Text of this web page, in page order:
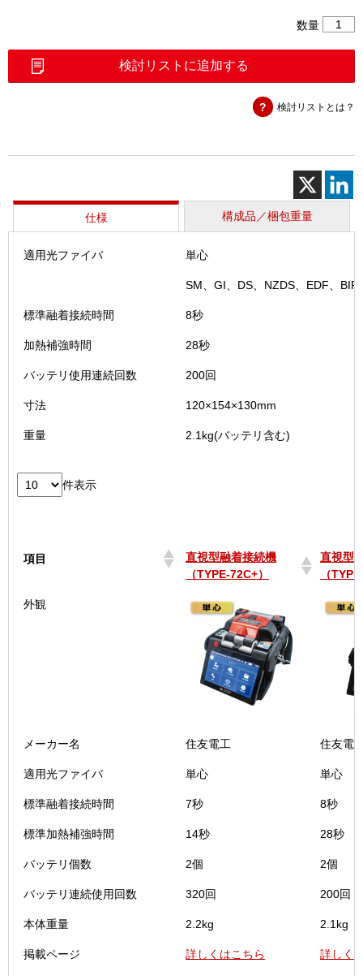
数量
接
(T
－
71C)
検討リストに追加する
検討リストとは？
仕様 構成品／梱包重量
適用光ファイバ 単心
SM、GI、DS、NZDS、EDF、BIF
標準融着接続時間 8秒
加熱補強時間 28秒
バッテリ使用連続回数 200回
寸法 120×154×130mm
重量 2.1kg(バッテリ含む)
件表示
項目
直視型融着接続機
（TYPE-72C+）
直視型
（
項目
直視型融着接続機
（TYPE-72C+）
直視型
（
外観
メーカー名 住友電工 住友電
適用光ファイバ 単心 単心
標準融着接続時間 7秒 8秒
標準加熱補強時間 14秒 28秒
バッテリ個数 2個 2個
バッテリ連続使用回数 320回 200回
本体重量 2.2kg 2.1kg
掲載ページ 詳しくはこちら 詳しく